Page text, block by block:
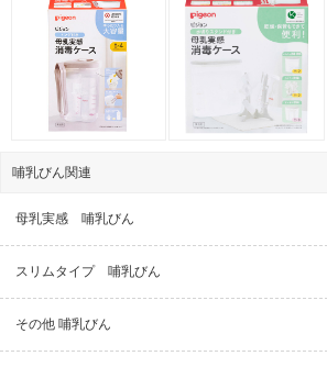
哺乳びん関連
母乳実感 哺乳びん
スリムタイプ 哺乳びん
その他 哺乳びん